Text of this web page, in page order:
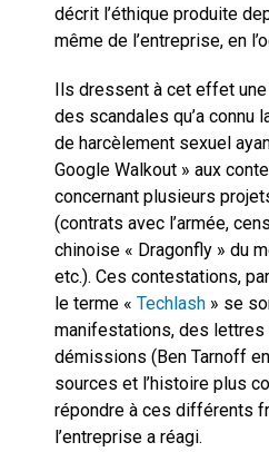
décrit l’éthique produite
même de l’entreprise, en
Ils dressent à cet effet
des scandales qu’a connu
de harcèlement sexuel
Google Walkout » aux
concernant plusieurs
(contrats avec l’armée,
chinoise « Dragonfly » du
etc.). Ces contestations,
le terme « Techlash » se
manifestations, des
démissions (Ben Tarnoff
sources et l’histoire plus
répondre à ces différents
l’entreprise a réagi.